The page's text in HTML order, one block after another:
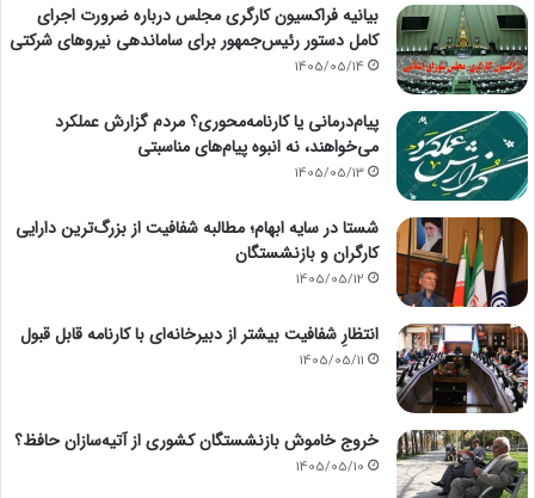
بیانیه فراکسیون کارگری مجلس درباره ضرورت اجرای
کامل دستور رئیس‌جمهور برای ساماندهی نیروهای شرکتی
1405/05/14
پیام‌درمانی یا کارنامه‌محوری؟ مردم گزارش عملکرد
می‌خواهند، نه انبوه پیام‌های مناسبتی
1405/05/13
شستا در سایه ابهام؛ مطالبه شفافیت از بزرگ‌ترین دارایی
کارگران و بازنشستگان
1405/05/12
انتظارِ شفافیت بیشتر از دبیرخانه‌ای با کارنامه قابل قبول
1405/05/11
خروج خاموش بازنشستگان کشوری از آتیه‌سازان حافظ؟
1405/05/10